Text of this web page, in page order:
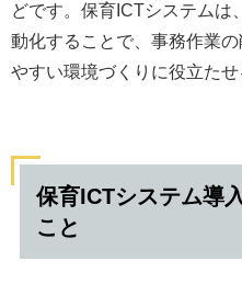
どです。保育ICTシステムは
動化することで、事務作業
やすい環境づくりに役立たせ
保育ICTシステム導
こと